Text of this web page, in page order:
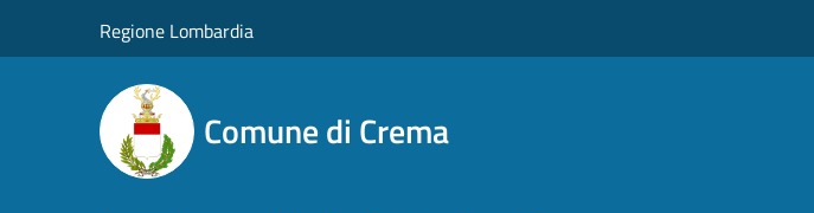
Regione Lombardia
Comune di Crema